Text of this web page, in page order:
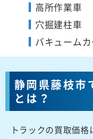
高所作業車
穴掘建柱車
バキュームカ
静岡県藤枝市
とは？
トラックの買取価